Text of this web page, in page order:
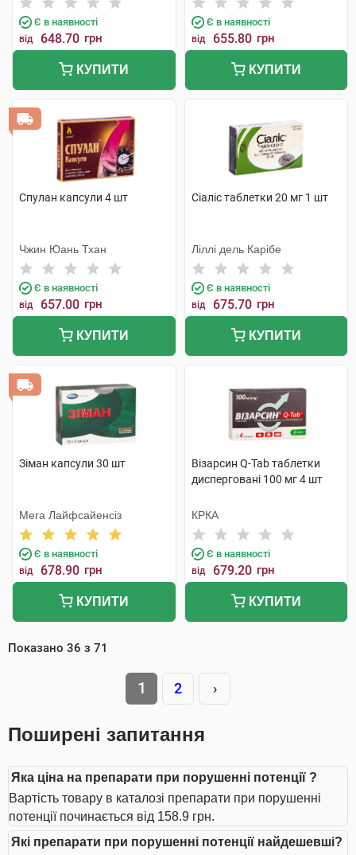
Є в наявності
від 648.70 грн
КУПИТИ
Є в наявності
від 655.80 грн
КУПИТИ
Спулан капсули 4 шт
Чжин Юань Тхан
Є в наявності
від 657.00 грн
КУПИТИ
Сіаліс таблетки 20 мг 1 шт
Ліллі дель Карібе
Є в наявності
від 675.70 грн
КУПИТИ
Зіман капсули 30 шт
Мега Лайфсайенсіз
Є в наявності
від 678.90 грн
КУПИТИ
Візарсин Q-Tab таблетки
дисперговані 100 мг 4 шт
КРКА
Є в наявності
від 679.20 грн
КУПИТИ
Показано 36 з 71
1 2 ›
Поширені запитання
Яка ціна на препарати при порушенні потенції ?
Вартість товару в каталозі препарати при порушенні
потенції починається від 158.9 грн.
Які препарати при порушенні потенції найдешевші?